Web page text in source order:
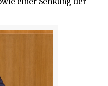
einer Senkung der